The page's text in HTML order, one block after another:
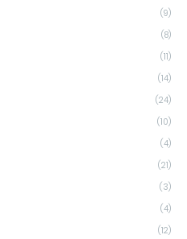
(9)
(8)
(11)
(14)
(24)
(10)
(4)
(21)
(3)
(4)
(12)